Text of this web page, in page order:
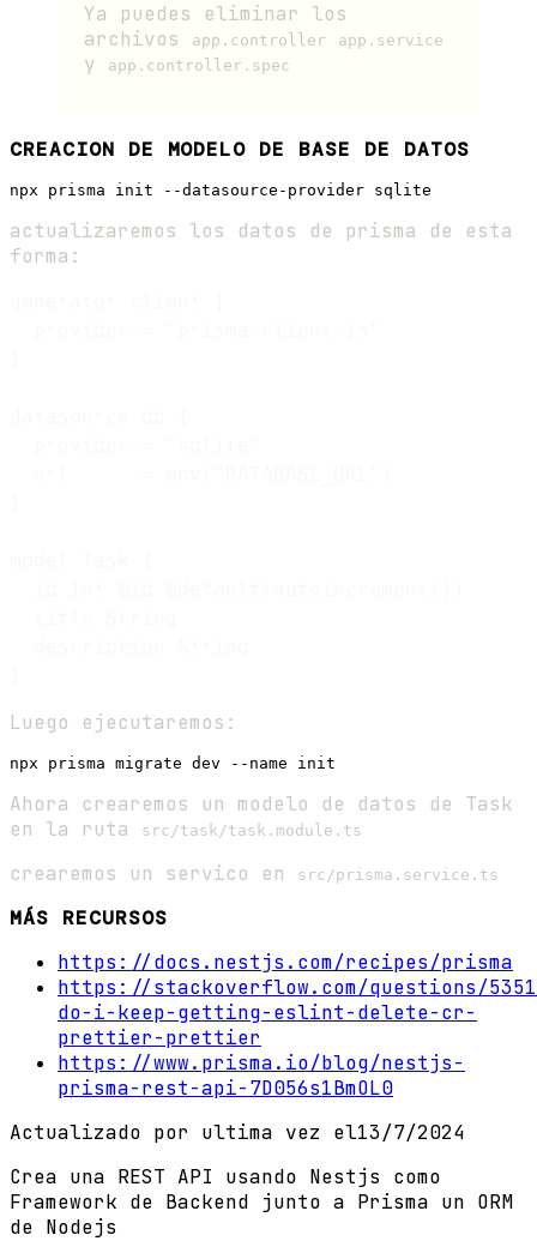
Ya puedes eliminar los
archivos
app.controller app.service
y app.controller.spec
CREACION DE MODELO DE BASE DE DATOS
actualizaremos los datos de prisma de esta
forma:
Luego ejecutaremos:
Ahora crearemos un modelo de datos de Task
en la ruta
src/task/task.module.ts
crearemos un servico en src/prisma.service.ts
MÁS RECURSOS
https://docs.nestjs.com/recipes/prisma
https://stackoverflow.com/questions/
do-i-keep-getting-eslint-delete-cr-
prettier-prettier
https://www.prisma.io/blog/nestjs-
prisma-rest-api-7D056s1BmOL0
Actualizado por ultima vez el13/7/2024
Crea una REST API usando Nestjs como
Framework de Backend junto a Prisma un ORM
de Nodejs